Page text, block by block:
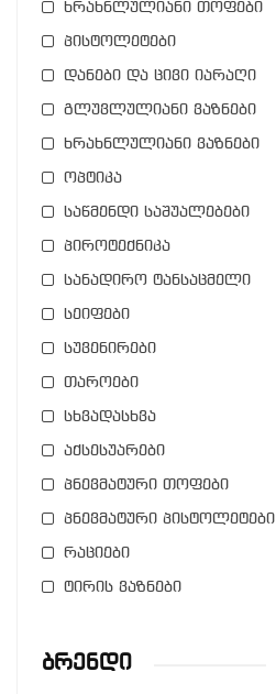
ხრახნლულიანი თოფები
პისტოლეტები
დანები და ცივი იარაღი
გლუვლულიანი ვაზნები
ხრახნლულიანი ვაზნები
ოპტიკა
საწმენდი საშუალებები
პიროტექნიკა
სანადირო ტანსაცმელი
სეიფები
სუვენირები
თაროები
სხვადასხვა
აქსესუარები
პნევმატური თოფები
პნევმატური პისტოლეტები
რაციები
ტირის ვაზნები
Ბრენდი